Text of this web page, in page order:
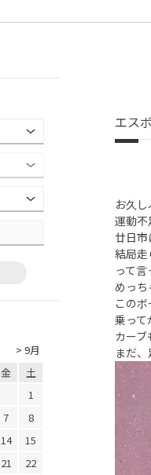
エス
お久
運動
廿日市
結局走
って
めっ
この
乗って
カーブ
まだ
> 9月
金
土
1
7
8
14
15
21 22